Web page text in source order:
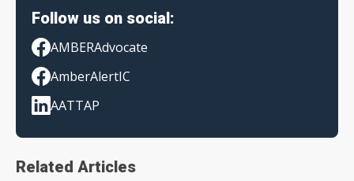
Follow us on social:
AMBERAdvocate
AmberAlertIC
AATTAP
Related Articles